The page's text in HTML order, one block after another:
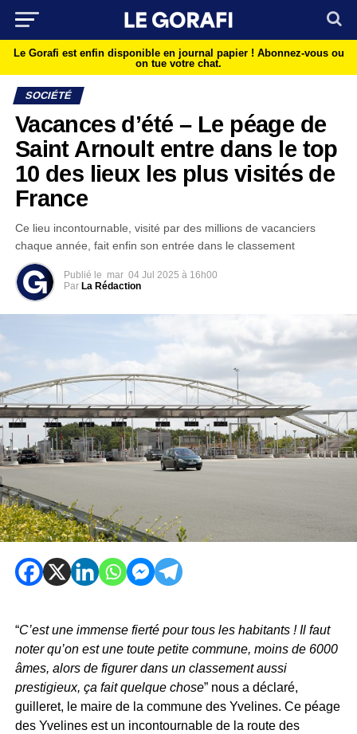
Le Gorafi est enfin disponible en journal papier ! Abonnez-vous ou
on tue votre chat.
SOCIÉTÉ
Vacances d’été – Le péage de
Saint Arnoult entre dans le top
10 des lieux les plus visités de
France
Ce lieu incontournable, visité par des millions de vacanciers
chaque année, fait enfin son entrée dans le classement
Publié le mar 04 Jul 2025 à 16h00
Par La Rédaction
“C’est une immense fierté pour tous les habitants ! Il faut
noter qu’on est une toute petite commune, moins de 6000
âmes, alors de figurer dans un classement aussi
prestigieux, ça fait quelque chose” nous a déclaré,
guilleret, le maire de la commune des Yvelines. Ce péage
des Yvelines est un incontournable de la route des